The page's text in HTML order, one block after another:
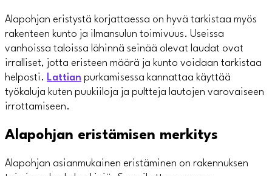
Alapohjan eristystä korjattaessa on hyvä tarkistaa myös
rakenteen kunto ja ilmansulun toimivuus. Useissa
vanhoissa taloissa lähinnä seinää olevat laudat ovat
irralliset, jotta eristeen määrä ja kunto voidaan tarkistaa
helposti. Lattian purkamisessa kannattaa käyttää
työkaluja kuten puukiiloja ja pultteja lautojen varovaiseen
irrottamiseen.
Alapohjan eristämisen merkitys
Alapohjan asianmukainen eristäminen on rakennuksen